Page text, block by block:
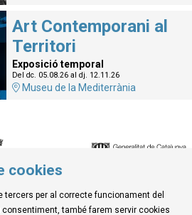
Art Contemporani al
Territori
Exposició temporal
Del dc. 05.08.26al dj. 12.11.26
Museu de la Mediterrània
de Montgrí
cookies
tercers per al correcte funcionament del
consentiment, també farem servir cookies